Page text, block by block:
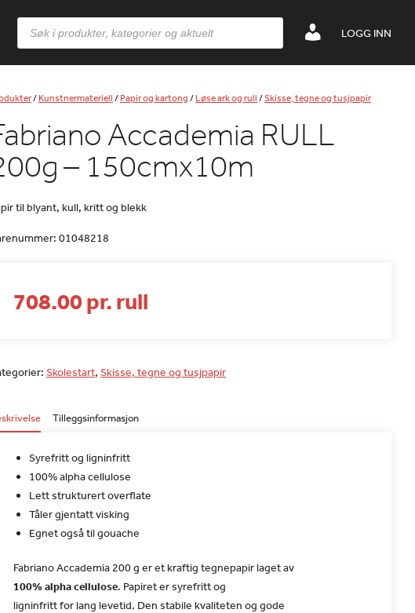
LOGG INN
Products
search
/Kunstnermateriell/Papir og kartong/Løse ark og rull/Skisse, tegne og tusjpapir
Accademia RULL
– 150cmx10m
til blyant, kull, kritt og blekk
01048218
708.00 pr. rull
Skolestart, Skisse, tegne og tusjpapir
Tilleggsinformasjon
Syrefritt og ligninfritt
100% alpha cellulose
Lett strukturert overflate
Tåler gjentatt visking
Egnet også til gouache
Fabriano Accademia 200 g er et kraftig tegnepapir laget av
100% alpha cellulose. Papiret er syrefritt og
ligninfritt for lang levetid. Den stabile kvaliteten og gode